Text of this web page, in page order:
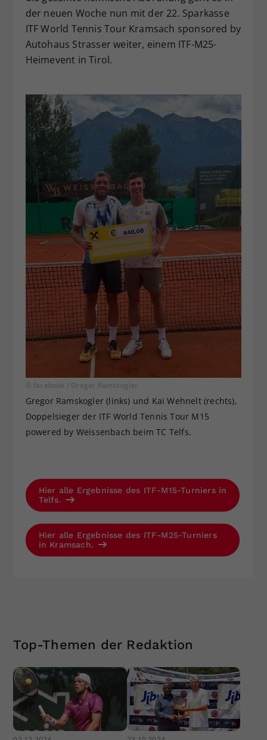
der neuen Woche nun mit der 22. Sparkasse
ITF World Tennis Tour Kramsach sponsored by
Autohaus Strasser weiter, einem ITF-M25-
Heimevent in Tirol.
© facebook / Gregor Ramskogler
Gregor Ramskogler (links) und Kai Wehnelt (rechts),
Doppelsieger der ITF World Tennis Tour M15
powered by Weissenbach beim TC Telfs.
Hier alle Ergebnisse des ITF-M15-Turniers in
Telfs.
Hier alle Ergebnisse des ITF-M25-Turniers
in Kramsach.
Top-Themen der Redaktion